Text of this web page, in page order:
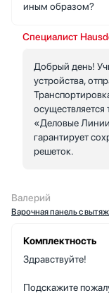
иным образом?
Специалист
Добрый день!
устройства,
«Деловые
гарантирует
решеток.
Валерий
Варочная панель с
Комплектность
Здравствуйте!
Подскажите